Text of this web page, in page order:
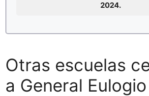
2024.
Otras escuelas
a General